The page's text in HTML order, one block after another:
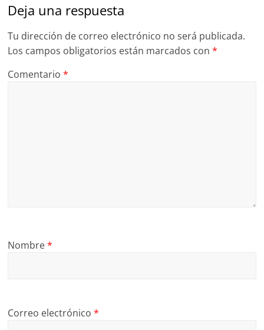
Deja una respuesta
Tu dirección de correo electrónico no será publicada.
Los campos obligatorios están marcados con*
Comentario*
Nombre*
Correo electrónico*